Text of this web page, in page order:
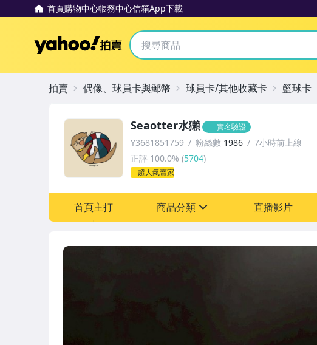
首頁購物中心帳務中心信箱App下載
Yahoo拍賣
Seaotter水獺 實名驗證
Y3681851759 粉絲數 1986
7小時前上線
正評 100.0% (5704)
超人氣賣家
首頁主打 商品分類 直播影片
拍賣 偶像、球員卡與郵幣 球員卡/其他收藏卡 籃球卡